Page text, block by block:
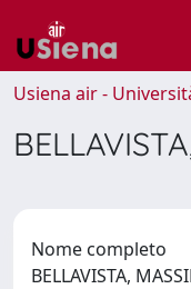
Usiena air -
Nome completo
BELLAVISTA,